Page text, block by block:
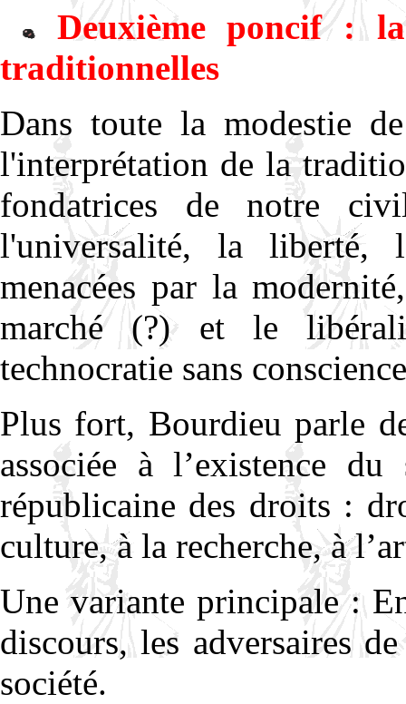
Deuxième poncif : la
traditionnelles
Dans toute la modestie
l'interprétation de la
fondatrices de notre
l'universalité, la liberté,
menacées par la
marché (?) et le
technocratie sans
Plus fort, Bourdieu parle
associée à l’existence
républicaine des droits :
culture, à la recherche, à
Une variante principale :
discours, les adversaires
société.